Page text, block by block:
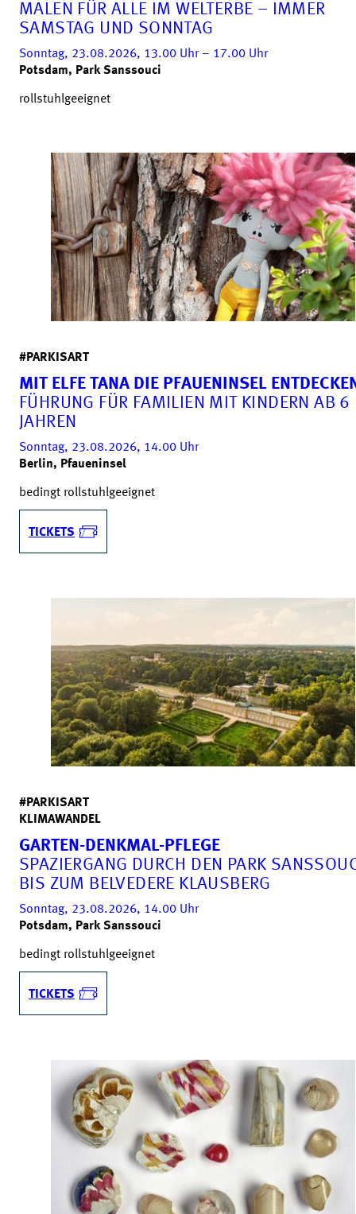
MALEN FÜR ALLE IM WELTERBE – IMMER
SAMSTAG UND SONNTAG
Sonntag, 23.08.2026, 13.00 Uhr– 17.00 Uhr
Potsdam, Park Sanssouci
rollstuhlgeeignet
#PARKISART
MIT ELFE TANA DIE PFAUENINSEL
FÜHRUNG FÜR FAMILIEN MIT KINDERN AB 6
JAHREN
Sonntag, 23.08.2026, 14.00 Uhr
Berlin, Pfaueninsel
bedingt rollstuhlgeeignet
TICKETS
#PARKISART
KLIMAWANDEL
GARTEN-DENKMAL-PFLEGE
SPAZIERGANG DURCH DEN PARK
BIS ZUM BELVEDERE KLAUSBERG
Sonntag, 23.08.2026, 14.00 Uhr
Potsdam, Park Sanssouci
bedingt rollstuhlgeeignet
TICKETS